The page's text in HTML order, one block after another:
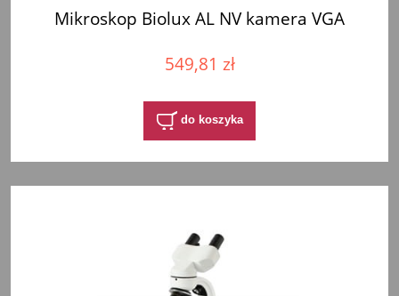
Mikroskop Biolux AL NV kamera VGA
549,81 zł
do koszyka